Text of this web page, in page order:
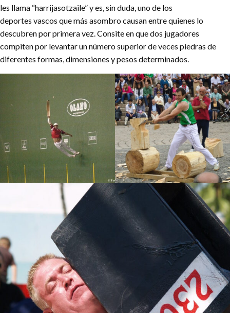
les llama “harrijasotzaile” y es, sin duda, uno de los
deportes vascos que más asombro causan entre quienes lo
descubren por primera vez. Consite en que dos jugadores
compiten por levantar un número superior de veces piedras de
diferentes formas, dimensiones y pesos determinados.